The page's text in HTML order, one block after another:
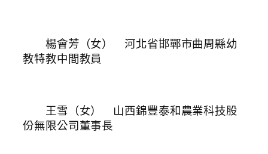
楊會芳（女） 河北省邯鄲市曲周縣幼
教特教中間教員
王雪（女） 山西錦豐泰和農業科技股
份無限公司董事長